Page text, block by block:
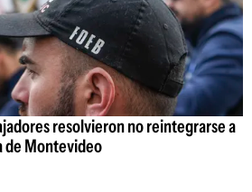
resolvieron no reintegrarse a
de Montevideo